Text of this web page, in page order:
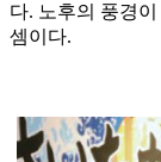
다. 노후의 풍경
셈이다.